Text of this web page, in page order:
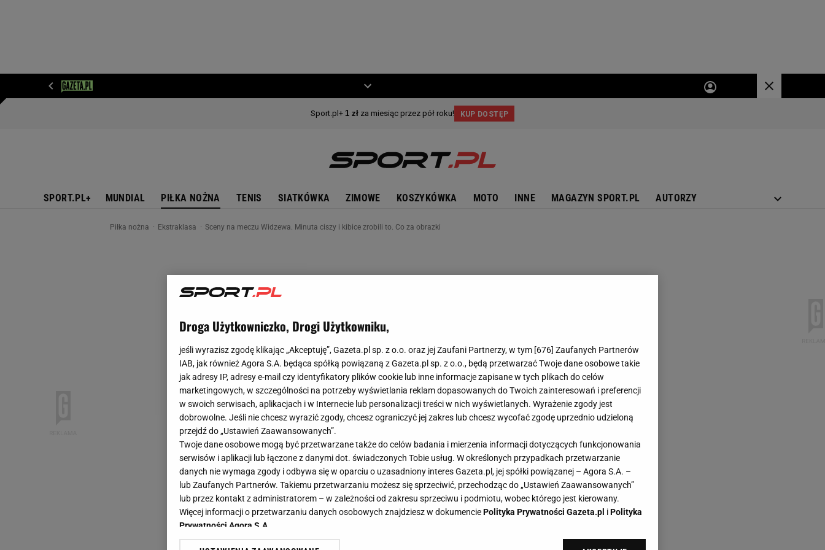
SPORT.PL+ MUNDIAL PIŁKA NOŻNA TENIS SIATKÓWKA ZIMOWE KOSZYKÓWKA MOTO INNE MAGAZYN SPORT.PL AUTORZY
Piłka nożna Ekstraklasa Sceny na meczu Widzewa. Minuta ciszy i kibice zrobili to. Co za obrazki
Droga Użytkowniczko, Drogi Użytkowniku,
jeśli wyrazisz zgodę klikając „Akceptuję”, Gazeta.pl sp. z o.o. oraz jej Zaufani Partnerzy, w tym [676] Zaufanych Partnerów
IAB, jak również Agora S.A. będąca spółką powiązaną z Gazeta.pl sp. z o.o., będą przetwarzać Twoje dane osobowe takie
jak adresy IP, adresy e-mail czy identyfikatory plików cookie lub inne informacje zapisane w tych plikach do celów
marketingowych, w szczególności na potrzeby wyświetlania reklam dopasowanych do Twoich zainteresowań i preferencji
w swoich serwisach, aplikacjach i w Internecie lub personalizacji treści w nich wyświetlanych. Wyrażenie zgody jest
dobrowolne. Jeśli nie chcesz wyrazić zgody, chcesz ograniczyć jej zakres lub chcesz wycofać zgodę uprzednio udzieloną
przejdź do „Ustawień Zaawansowanych”.
Twoje dane osobowe mogą być przetwarzane także do celów badania i mierzenia informacji dotyczących funkcjonowania
serwisów i aplikacji lub łączone z danymi dot. świadczonych Tobie usług. W określonych przypadkach przetwarzanie
danych nie wymaga zgody i odbywa się w oparciu o uzasadniony interes Gazeta.pl, jej spółki powiązanej – Agora S.A. –
lub Zaufanych Partnerów. Takiemu przetwarzaniu możesz się sprzeciwić, przechodząc do „Ustawień Zaawansowanych”
lub przez kontakt z administratorem – w zależności od zakresu sprzeciwu i podmiotu, wobec którego jest kierowany.
Więcej informacji o przetwarzaniu danych osobowych znajdziesz w dokumenciePolityka Prywatności Gazeta.pl iPolityka
Prywatności Agora S.A.